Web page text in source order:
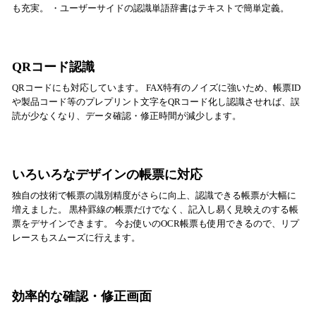
も充実。 ・ユーザーサイドの認識単語辞書はテキストで簡単定義。
QRコード認識
QRコードにも対応しています。 FAX特有のノイズに強いため、帳票ID
や製品コード等のプレプリント文字をQRコード化し認識させれば、誤
読が少なくなり、データ確認・修正時間が減少します。
いろいろなデザインの帳票に対応
独自の技術で帳票の識別精度がさらに向上、認識できる帳票が大幅に
増えました。 黒枠罫線の帳票だけでなく、記入し易く見映えのする帳
票をデサインできます。 今お使いのOCR帳票も使用できるので、リプ
レースもスムーズに行えます。
効率的な確認・修正画面